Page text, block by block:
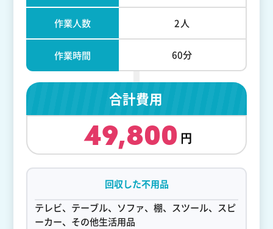
作業人数 2人
作業時間 60分
合計費用
49,800
回収した不用品
テレビ、テーブル、ソファ、棚、スツール、スピ
ーカー、その他生活用品